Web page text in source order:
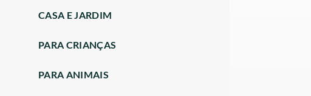
CASA E JARDIM
PARA CRIANÇAS
PARA ANIMAIS